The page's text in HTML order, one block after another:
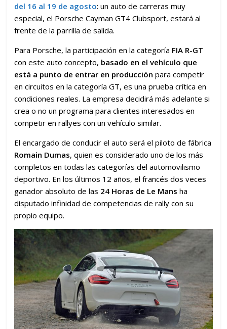
del 16 al 19 de agosto: un auto de carreras muy
especial, el Porsche Cayman GT4 Clubsport, estará al
frente de la parrilla de salida.
Para Porsche, la participación en la categoría FIA R-GT
con este auto concepto, basado en el vehículo que
está a punto de entrar en producción para competir
en circuitos en la categoría GT, es una prueba crítica en
condiciones reales. La empresa decidirá más adelante si
crea o no un programa para clientes interesados en
competir en rallyes con un vehículo similar.
El encargado de conducir el auto será el piloto de fábrica
Romain Dumas, quien es considerado uno de los más
completos en todas las categorías del automovilismo
deportivo. En los últimos 12 años, el francés dos veces
ganador absoluto de las 24 Horas de Le Mans ha
disputado infinidad de competencias de rally con su
propio equipo.